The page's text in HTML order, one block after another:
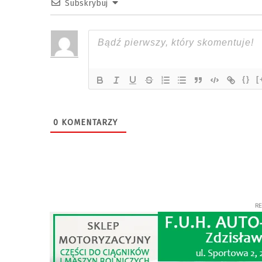
Subskrybuj
{}
0 KOMENTARZY